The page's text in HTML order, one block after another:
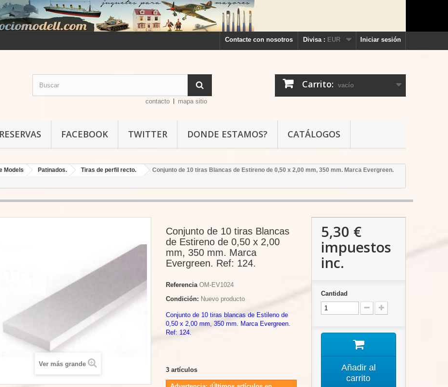
Iniciar sesión
Divisa : EUR
Contacte con nosotros
Carrito: vacío
contacto mapa sitio
RESERVAS FACEBOOK TWITTER DONDE ESTAMOS? CATÁLOGOS
Models Patinados. Tiras de perfil recto.
Conjunto de 10 tiras Blancas de Estireno de 0,50 x 2,00 mm, 350 mm. Marca Evergreen.
Ver más grande
Conjunto de 10 tiras Blancas
de Estireno de 0,50 x 2,00
mm, 350 mm. Marca
Evergreen. Ref: 124.
Referencia OM-EV1024
Condición: Nuevo producto
Conjunto de 10 tiras blancas de Estileno de
0,50 x 2,00 mm, 350 mm. Marca Evergreen.
Ref: 124.
3 artículos
5,30 €
impuestos
inc.
Cantidad
Añadir al
carrito